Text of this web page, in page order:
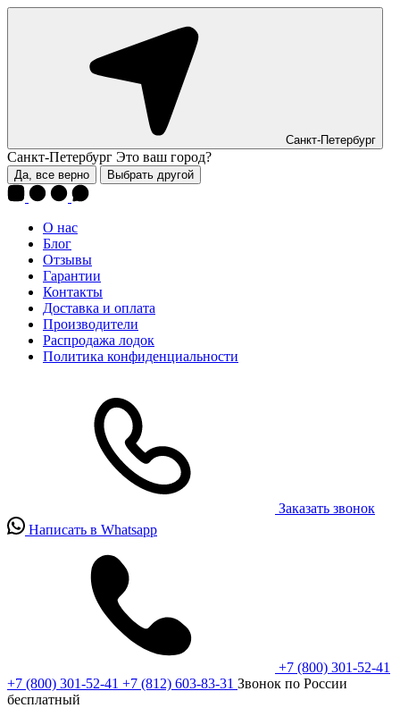
Санкт-Петербург
Санкт-Петербург Это ваш город?
Да, все верно Выбрать другой
О нас
Блог
Отзывы
Гарантии
Контакты
Доставка и оплата
Производители
Распродажа лодок
Политика конфиденциальности
Заказать звонок
Написать в Whatsapp
+7 (800) 301-52-41
+7 (800) 301-52-41 +7 (812) 603-83-31 Звонок по России
бесплатный